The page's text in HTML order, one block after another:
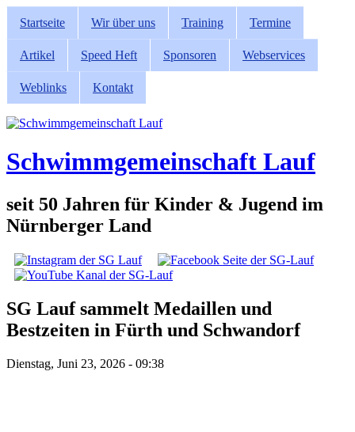
Hauptmenü
Startseite Wir über uns Training Termine
Artikel Speed Heft Sponsoren Webservices
Weblinks Kontakt
Schwimmgemeinschaft Lauf
seit 50 Jahren für Kinder & Jugend im
Nürnberger Land
Social Links
SG Lauf sammelt Medaillen und
Bestzeiten in Fürth und Schwandorf
Dienstag, Juni 23, 2026 - 09:38